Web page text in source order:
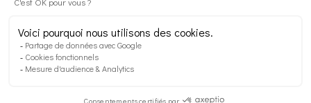
Nos magasins